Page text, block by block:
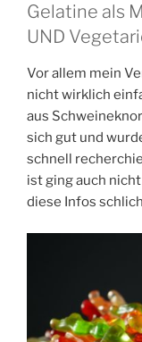
Gelatine als
UND
Vor allem mein
nicht wirklich
aus
sich gut und
schnell
ist ging auch
diese Infos